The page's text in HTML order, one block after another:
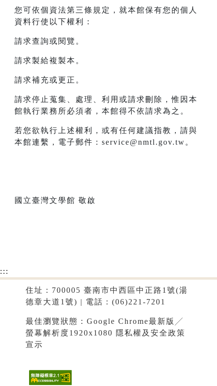
您可依個資法第三條規定，就本館保有您的個人
資料行使以下權利：
請求查詢或閱覽。
請求製給複製本。
請求補充或更正。
請求停止蒐集、處理、利用或請求刪除，惟因本
館執行業務所必須者，本館得不依請求為之。
若您欲執行上述權利，或有任何建議指教，請與
本館連繫，電子郵件：service@nmtl.gov.tw。
國立臺灣文學館 敬啟
:::
住址：700005 臺南市中西區中正路1號(湯
德章大道1號) | 電話：(06)221-7201
最佳瀏覽狀態：Google Chrome最新版╱
螢幕解析度1920x1080 隱私權及安全政策
宣示